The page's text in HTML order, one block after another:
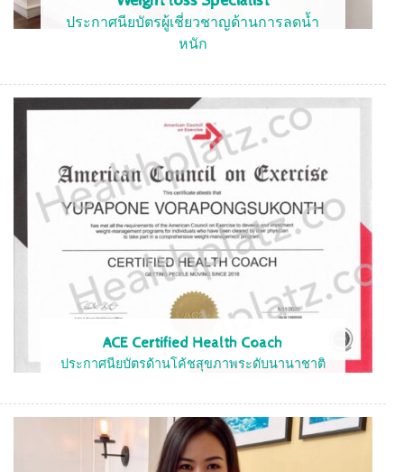
ประกาศนียบัตรผู้เชี่ยวชาญด้านการลดน้ำ
หนัก
ACE Certified Health Coach
ประกาศนียบัตรด้านโค้ชสุขภาพระดับนานาชาติ